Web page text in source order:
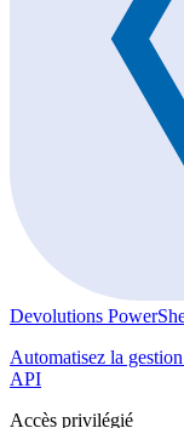
Devolutions
Automatisez la
API
Accès privilégié